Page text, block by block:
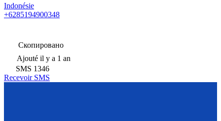
Indonésie
+6285194900348
Скопировано
Ajouté il y a 1 an
SMS 1346
Recevoir SMS